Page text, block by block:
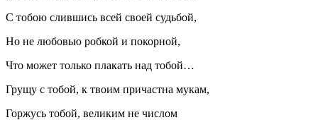
С тобою слившись всей своей судьбой,
Но не любовью робкой и покорной,
Что может только плакать над тобой…
Грущу с тобой, к твоим причастна мукам,
Горжусь тобой, великим не числом